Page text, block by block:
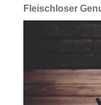
Fleischloser